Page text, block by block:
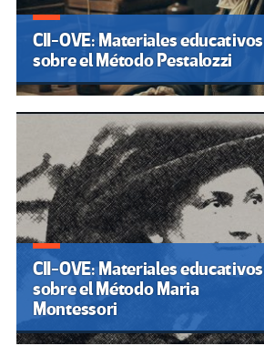
CII-OVE: Materiales educativos
sobre el Método Pestalozzi
CII-OVE: Materiales educativos
sobre el Método Maria
Montessori